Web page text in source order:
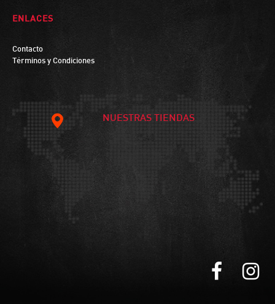
ENLACES
Contacto
Términos y Condiciones
NUESTRAS TIENDAS